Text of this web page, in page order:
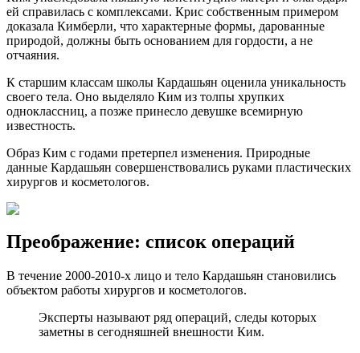
ей справилась с комплексами. Крис собственным примером
доказала Кимберли, что характерные формы, дарованные
природой, должны быть основанием для гордости, а не
отчаяния.
К старшим классам школы Кардашьян оценила уникальность
своего тела. Оно выделяло Ким из толпы хрупких
одноклассниц, а позже принесло девушке всемирную
известность.
Образ Ким с годами претерпел изменения. Природные
данные Кардашьян совершенствовались руками пластических
хирургов и косметологов.
Преображение: список операций
В течение 2000-2010-х лицо и тело Кардашьян становились
объектом работы хирургов и косметологов.
Эксперты называют ряд операций, следы которых
заметны в сегодняшней внешности Ким.